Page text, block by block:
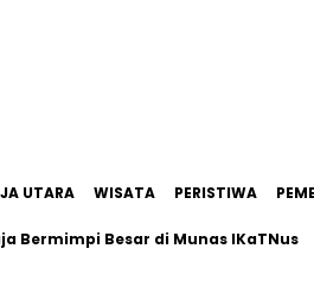
UTARA WISATA PERISTIWA
Besar di Munas IKaTNus